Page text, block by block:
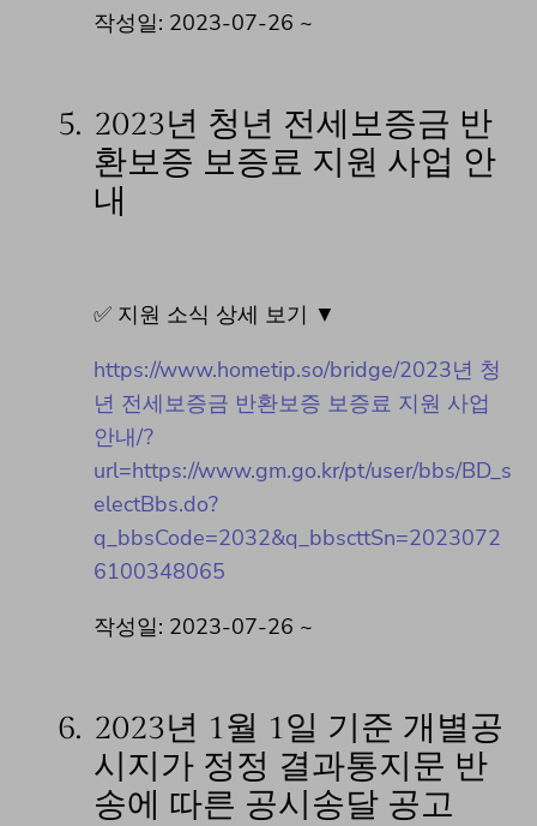
작성일: 2023-07-26 ~
5. 2023년 청년 전세보증금 반
환보증 보증료 지원 사업 안
내
✅ 지원 소식 상세 보기 ▼
https://www.hometip.so/bridge/2023년 청
년 전세보증금 반환보증 보증료 지원 사업
안내/?
url=https://www.gm.go.kr/pt/user/bbs/BD_s
electBbs.do?
q_bbsCode=2032&q_bbscttSn=2023072
6100348065
작성일: 2023-07-26 ~
6. 2023년 1월 1일 기준 개별공
시지가 정정 결과통지문 반
송에 따른 공시송달 공고